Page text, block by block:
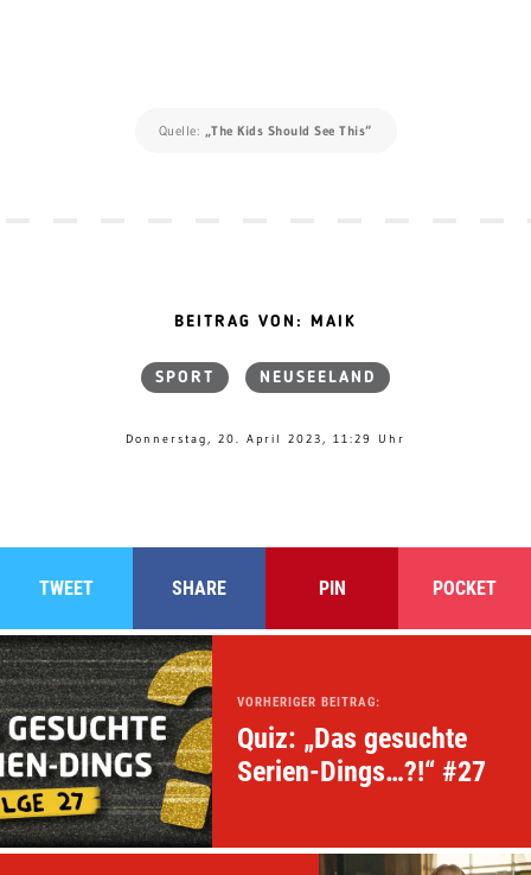
Quelle: „The Kids Should See This“
BEITRAG VON: MAIK
SPORT NEUSEELAND
Donnerstag, 20. April 2023, 11:29 Uhr
TWEET SHARE PIN POCKET
VORHERIGER BEITRAG:
Quiz: „Das gesuchte
Serien-Dings…?!“ #27